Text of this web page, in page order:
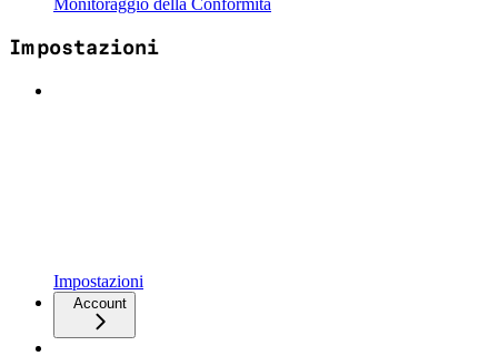
Impostazioni
Impostazioni
Account